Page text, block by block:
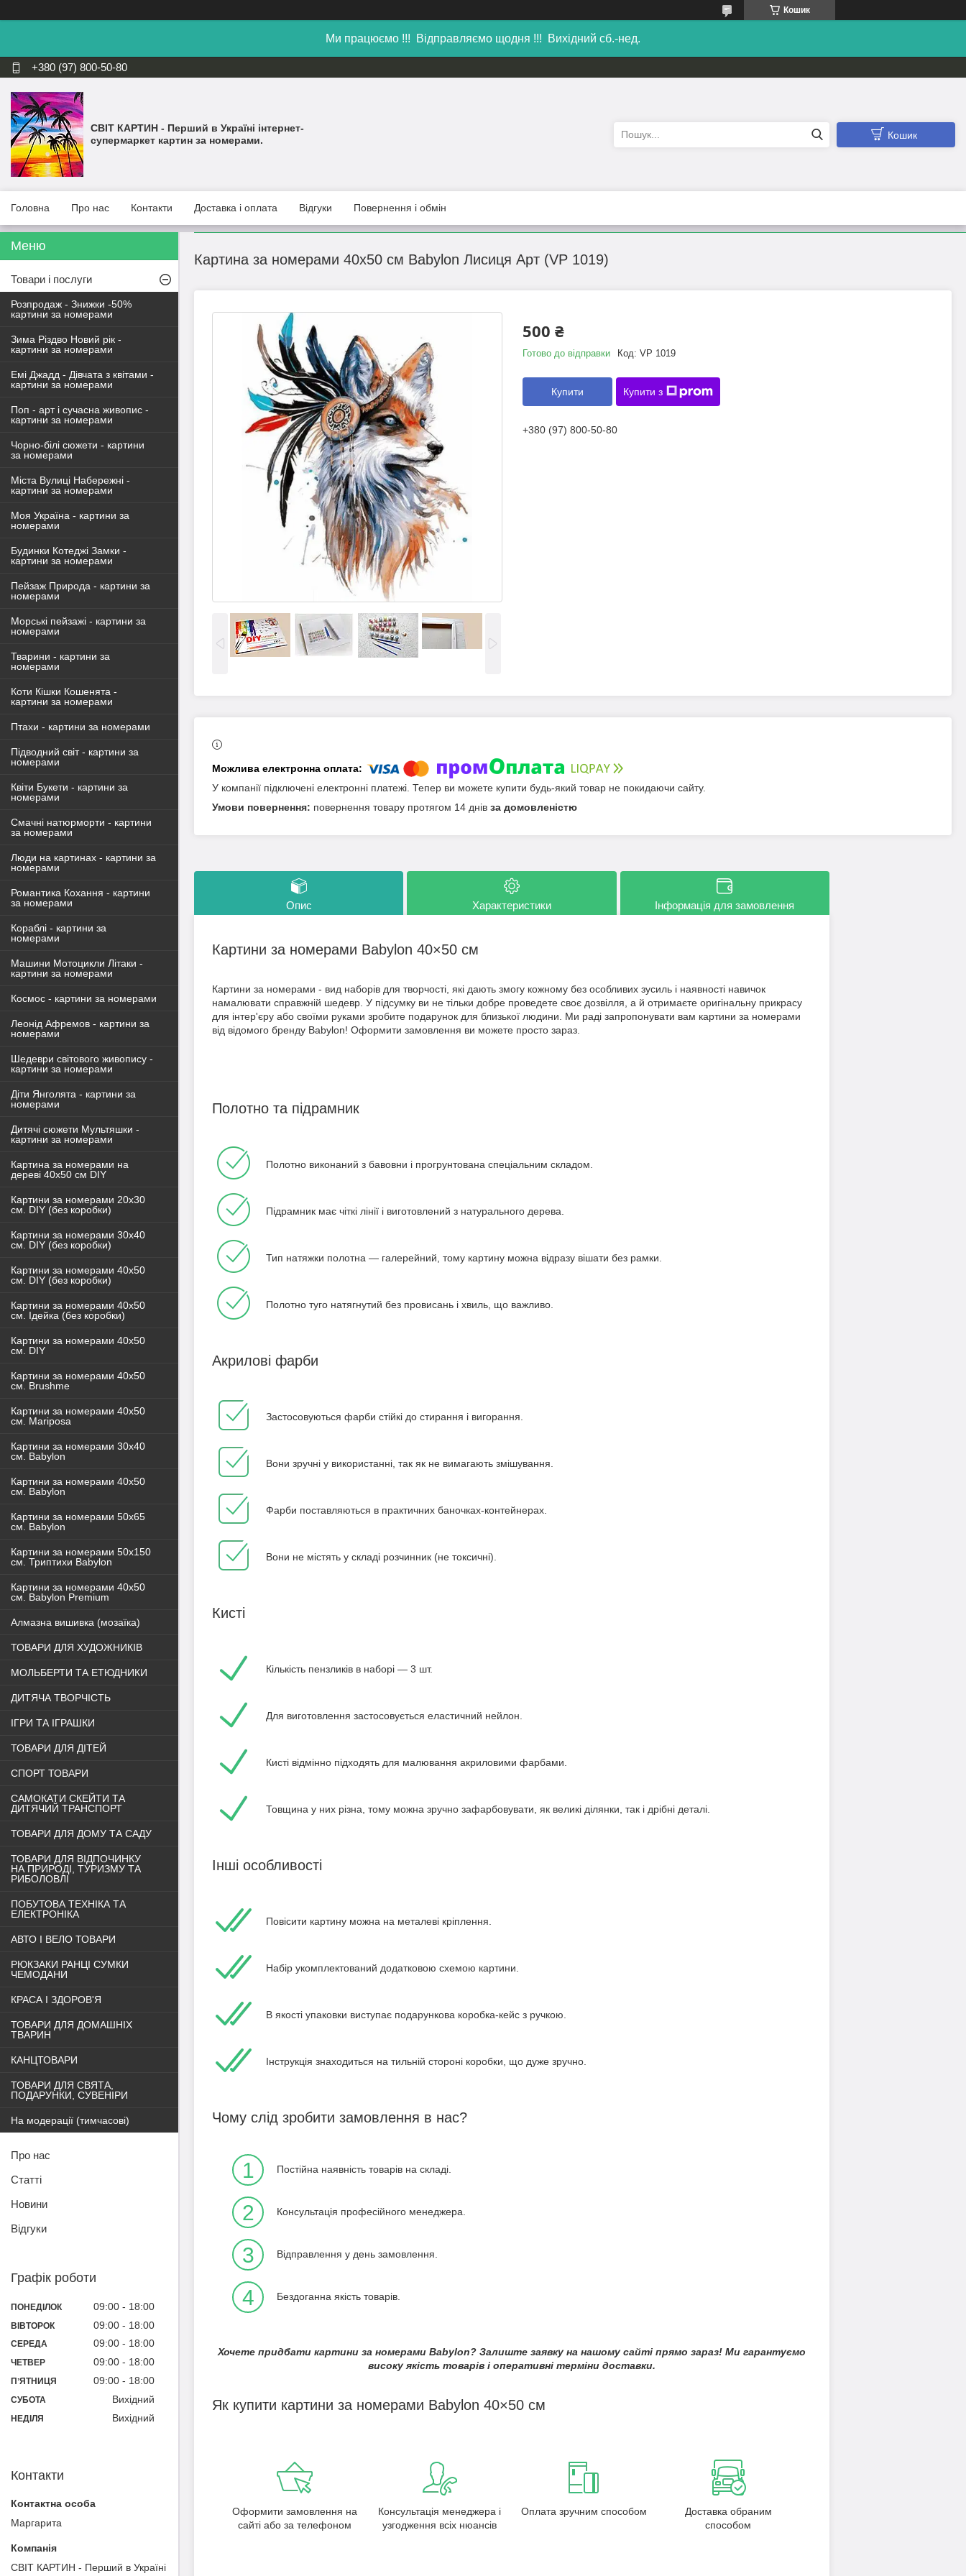
Кошик
Ми працюємо !!! Відправляємо щодня !!! Вихідний сб.-нед.
+380 (97) 800-50-80
СВІТ КАРТИН - Перший в Україні інтернет-
супермаркет картин за номерами.
Кошик
Головна Про нас Контакти Доставка і оплата Відгуки Повернення і обмін
Картина за номерами 40х50 см Babylon Лисиця Арт (VP 1019)
500 ₴
Готово до відправки Код: VP 1019
Купити Купити з
+380 (97) 800-50-80
У компанії підключені електронні платежі. Тепер ви можете купити будь-який товар не покидаючи сайту.
повернення товару протягом 14 днів за домовленістю
Опис Характеристики Інформація для замовлення
Картини за номерами Babylon 40×50 см
Картини за номерами - вид наборів для творчості, які дають змогу кожному без особливих зусиль і наявності навичок
намалювати справжній шедевр. У підсумку ви не тільки добре проведете своє дозвілля, а й отримаєте оригінальну прикрасу
для інтер'єру або своїми руками зробите подарунок для близької людини. Ми раді запропонувати вам картини за номерами
від відомого бренду Babylon! Оформити замовлення ви можете просто зараз.
Полотно та підрамник
Полотно виконаний з бавовни і прогрунтована спеціальним складом.
Підрамник має чіткі лінії і виготовлений з натурального дерева.
Тип натяжки полотна — галерейний, тому картину можна відразу вішати без рамки.
Полотно туго натягнутий без провисань і хвиль, що важливо.
Акрилові фарби
Застосовуються фарби стійкі до стирання і вигорання.
Вони зручні у використанні, так як не вимагають змішування.
Фарби поставляються в практичних баночках-контейнерах.
Вони не містять у складі розчинник (не токсичні).
Кисті
Кількість пензликів в наборі — 3 шт.
Для виготовлення застосовується еластичний нейлон.
Кисті відмінно підходять для малювання акриловими фарбами.
Товщина у них різна, тому можна зручно зафарбовувати, як великі ділянки, так і дрібні деталі.
Інші особливості
Повісити картину можна на металеві кріплення.
Набір укомплектований додатковою схемою картини.
В якості упаковки виступає подарункова коробка-кейс з ручкою.
Інструкція знаходиться на тильній стороні коробки, що дуже зручно.
Чому слід зробити замовлення в нас?
1 Постійна наявність товарів на складі.
2 Консультація професійного менеджера.
3 Відправлення у день замовлення.
4 Бездоганна якість товарів.
Хочете придбати картини за номерами Babylon? Залиште заявку на нашому сайті прямо зараз! Ми гарантуємо
високу якість товарів і оперативні терміни доставки.
Як купити картини за номерами Babylon 40×50 см
Оформити замовлення на
сайті або за телефоном
Консультація менеджера і
узгодження всіх нюансів
Оплата зручним способом
Доставка обраним
способом
Товари і послуги
Розпродаж - Знижки -50%
картини за номерами
Зима Різдво Новий рік -
картини за номерами
Емі Джадд - Дівчата з квітами -
картини за номерами
Поп - арт і сучасна живопис -
картини за номерами
Чорно-білі сюжети - картини
за номерами
Міста Вулиці Набережні -
картини за номерами
Моя Україна - картини за
номерами
Будинки Котеджі Замки -
картини за номерами
Пейзаж Природа - картини за
номерами
Морські пейзажі - картини за
номерами
Тварини - картини за
номерами
Коти Кішки Кошенята -
картини за номерами
Птахи - картини за номерами
Підводний світ - картини за
номерами
Квіти Букети - картини за
номерами
Смачні натюрморти - картини
за номерами
Люди на картинах - картини за
номерами
Романтика Кохання - картини
за номерами
Кораблі - картини за
номерами
Машини Мотоцикли Літаки -
картини за номерами
Космос - картини за номерами
Леонід Афремов - картини за
номерами
Шедеври світового живопису -
картини за номерами
Діти Янголята - картини за
номерами
Дитячі сюжети Мультяшки -
картини за номерами
Картина за номерами на
дереві 40х50 см DIY
Картини за номерами 20х30
см. DIY (без коробки)
Картини за номерами 30х40
см. DIY (без коробки)
Картини за номерами 40х50
см. DIY (без коробки)
Картини за номерами 40x50
см. Ідейка (без коробки)
Картини за номерами 40х50
см. DIY
Картини за номерами 40х50
см. Brushme
Картини за номерами 40х50
см. Mariposa
Картини за номерами 30х40
см. Babylon
Картини за номерами 40х50
см. Babylon
Картини за номерами 50х65
см. Babylon
Картини за номерами 50х150
см. Триптихи Babylon
Картини за номерами 40х50
см. Babylon Premium
Алмазна вишивка (мозаїка)
ТОВАРИ ДЛЯ ХУДОЖНИКІВ
МОЛЬБЕРТИ ТА ЕТЮДНИКИ
ДИТЯЧА ТВОРЧІСТЬ
ІГРИ ТА ІГРАШКИ
ТОВАРИ ДЛЯ ДІТЕЙ
СПОРТ ТОВАРИ
САМОКАТИ СКЕЙТИ ТА
ДИТЯЧИЙ ТРАНСПОРТ
ТОВАРИ ДЛЯ ДОМУ ТА САДУ
ТОВАРИ ДЛЯ ВІДПОЧИНКУ
НА ПРИРОДІ, ТУРИЗМУ ТА
РИБОЛОВЛІ
ПОБУТОВА ТЕХНІКА ТА
ЕЛЕКТРОНІКА
АВТО І ВЕЛО ТОВАРИ
РЮКЗАКИ РАНЦІ СУМКИ
ЧЕМОДАНИ
КРАСА І ЗДОРОВ'Я
ТОВАРИ ДЛЯ ДОМАШНІХ
ТВАРИН
КАНЦТОВАРИ
ТОВАРИ ДЛЯ СВЯТА,
ПОДАРУНКИ, СУВЕНІРИ
На модерації (тимчасові)
Про нас
Статті
Новини
Відгуки
Графік роботи
ПОНЕДІЛОК 09:00 18:00
ВІВТОРОК 09:00 18:00
СЕРЕДА 09:00 18:00
ЧЕТВЕР 09:00 18:00
ПʼЯТНИЦЯ 09:00 18:00
СУБОТА Вихідний
НЕДІЛЯ Вихідний
Контакти
Маргарита
СВІТ КАРТИН - Перший в Україні